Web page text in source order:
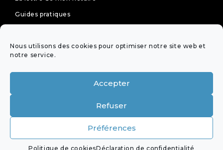
Nous utilisons des cookies pour optimiser notre site web et
notre service.
Accepter
Refuser
Préférences
Politique de cookiesDéclaration de confidentialité
Guides pratiques
Politique de cookies (UE)
VISIOCONFÉRENCE DE LA PROFESSION